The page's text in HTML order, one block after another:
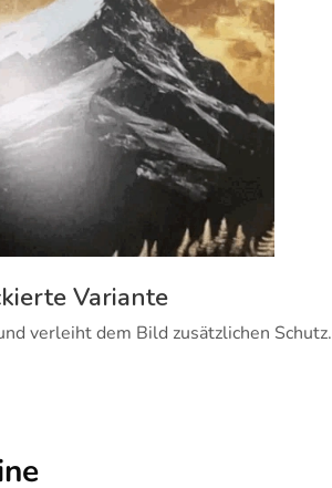
Variante
verleiht dem Bild zusätzlichen Schutz.